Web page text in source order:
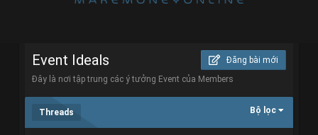
Event Ideals
Đăng bài mới
Đây là nơi tập trung các ý tưởng Event của Members
Threads Bộ lọc